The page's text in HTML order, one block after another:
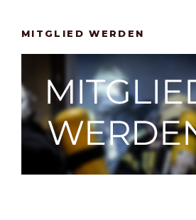
MITGLIED WERDEN